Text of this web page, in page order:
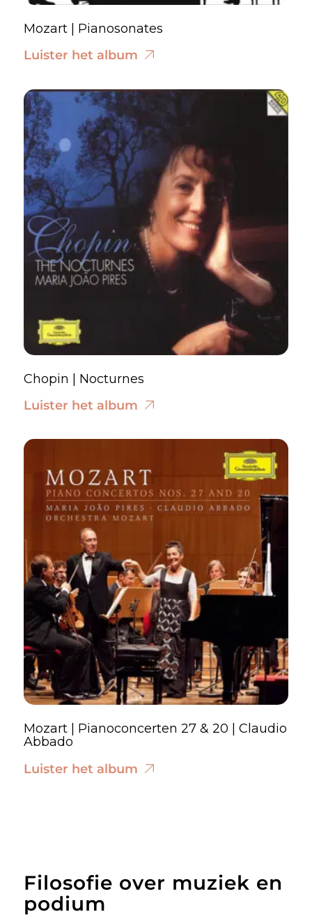
Mozart | Pianosonates
Luister het album
Chopin | Nocturnes
Luister het album
Mozart | Pianoconcerten 27 & 20 | Claudio
Abbado
Luister het album
Filosofie over muziek en
podium